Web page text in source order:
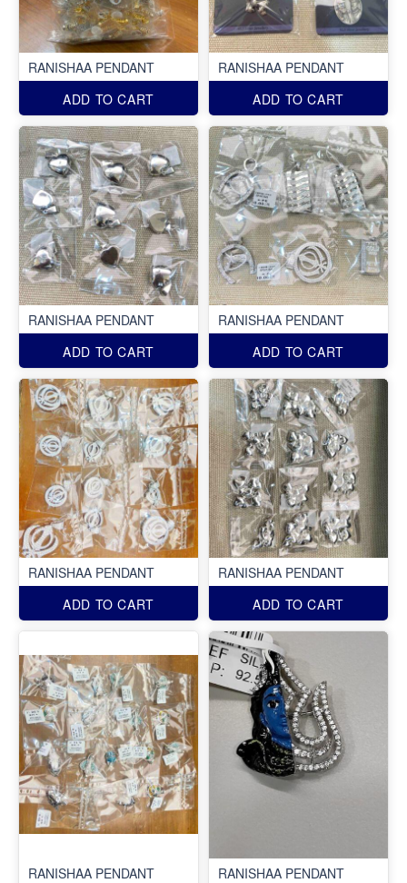
RANISHAA PENDANT
ADD TO CART
RANISHAA PENDANT
ADD TO CART
RANISHAA PENDANT
ADD TO CART
RANISHAA PENDANT
ADD TO CART
RANISHAA PENDANT
ADD TO CART
RANISHAA PENDANT
ADD TO CART
RANISHAA PENDANT
RANISHAA PENDANT